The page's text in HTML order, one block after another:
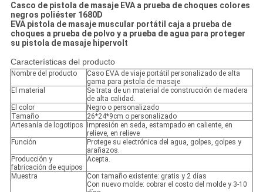
Casco de pistola de masaje EVA a prueba de choques colores
negros poliéster 1680D
EVA pistola de masaje muscular portátil caja a prueba de
choques a prueba de polvo y a prueba de agua para proteger
su pistola de masaje hipervolt
Características del producto
Nombre del producto
Caso EVA de viaje portátil personalizado de alta
gama para pistola de masaje
El material
Se trata de un material de construcción de madera
de alta calidad.
El color
Negro o personalizado
Tamaño
26*24*9cm o personalizado
Artesanía de logotipos
Impresión en seda, estampado en caliente, en
relieve, en relieve
Función
Protege su electrónica del agua, golpes, golpes y
arañazos.
Producción y
fabricación de equipos
Acepta.
Muestra
Con tamaño existente: gratis y 2 días
Con nuevo molde: cobrar el costo del molde y 3-10